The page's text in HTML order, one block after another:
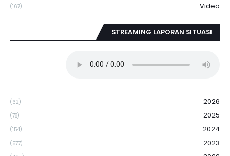
Video
(167)
STREAMING LAPORAN SITUASI
2026
(62)
2025
(78)
2024
(154)
2023
(577)